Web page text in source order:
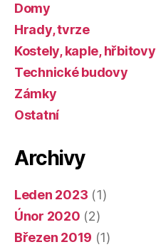
Domy
Hrady, tvrze
Kostely, kaple, hřbitovy
Technické budovy
Zámky
Ostatní
Archivy
Leden 2023 (1)
Únor 2020 (2)
Březen 2019 (1)